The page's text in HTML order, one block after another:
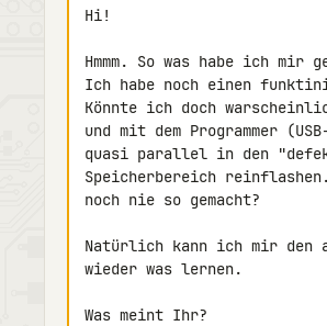
Hi!
Hmmm. So was habe ich mir
Ich habe noch einen
Könnte ich doch
und mit dem Programmer
quasi parallel in den
Speicherbereich
noch nie so gemacht?
Natürlich kann ich mir den
wieder was lernen.
Was meint Ihr?